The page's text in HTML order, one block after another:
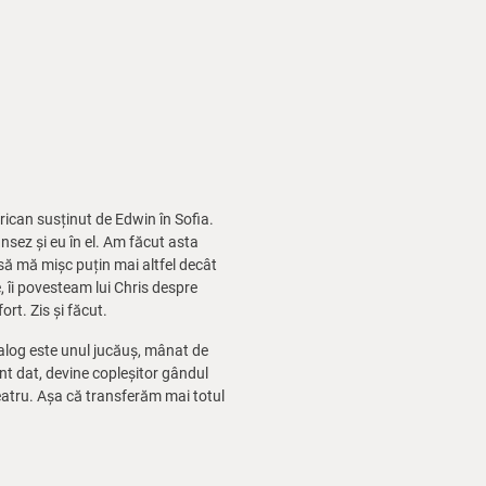
susținut de Edwin în Sofia.
și eu în el. Am făcut asta
mă mișc puțin mai altfel decât
povesteam lui Chris despre
Zis și făcut.
este unul jucăuș, mânat de
dat, devine copleșitor gândul
Așa că transferăm mai totul